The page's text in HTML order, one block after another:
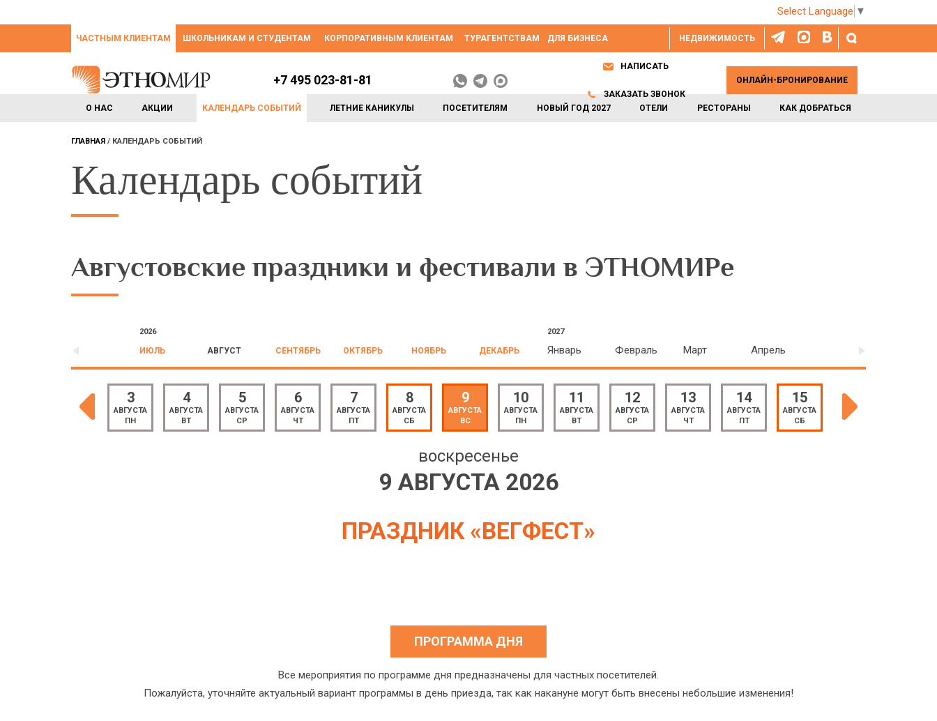
Select Language ▼
НЕДВИЖИМОСТЬ
ЧАСТНЫМ КЛИЕНТАМ ШКОЛЬНИКАМ И СТУДЕНТАМ КОРПОРАТИВНЫМ КЛИЕНТАМ ТУРАГЕНТСТВАМ ДЛЯ БИЗНЕСА
О НАС АКЦИИ КАЛЕНДАРЬ СОБЫТИЙ ЛЕТНИЕ КАНИКУЛЫ ПОСЕТИТЕЛЯМ НОВЫЙ ГОД 2027 ОТЕЛИ РЕСТОРАНЫ КАК ДОБРАТЬСЯ
+7 495 023-81-81
НАПИСАТЬ
ЗАКАЗАТЬ ЗВОНОК
ОНЛАЙН-БРОНИРОВАНИЕ
ГЛАВНАЯ КАЛЕНДАРЬ СОБЫТИЙ
Календарь событий
Августовские праздники и фестивали в ЭТНОМИРе
2026
ИЮЛЬ АВГУСТ СЕНТЯБРЬ ОКТЯБРЬ НОЯБРЬ ДЕКАБРЬ
2027
Январь Февраль Март Апрель
АВГУСТА
3
АВГУСТА
ПН
4
АВГУСТА
ВТ
5
АВГУСТА
СР
6
АВГУСТА
ЧТ
7
АВГУСТА
ПТ
8
АВГУСТА
СБ
9
АВГУСТА
ВС
10
АВГУСТА
ПН
11
АВГУСТА
ВТ
12
АВГУСТА
СР
13
АВГУСТА
ЧТ
14
АВГУСТА
ПТ
15
АВГУСТА
СБ
16
АВГУСТА
воскресенье
9 АВГУСТА 2026
ПРАЗДНИК «ВЕГФЕСТ»
ПРОГРАММА ДНЯ
Все мероприятия по программе дня предназначены для частных посетителей.
Пожалуйста, уточняйте актуальный вариант программы в день приезда, так как накануне могут быть внесены небольшие изменения!